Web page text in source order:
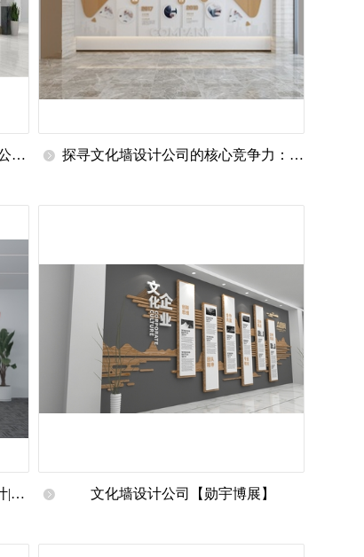
司 探寻文化墙设计公司的核心竞争力：从
|公 文化墙设计公司【勋宇博展】